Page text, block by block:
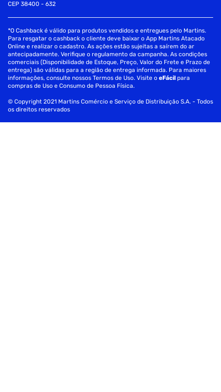
CEP 38400 - 632
*O Cashback é válido para produtos vendidos e entregues pelo Martins.
Para resgatar o cashback o cliente deve baixar o App Martins Atacado
Online e realizar o cadastro. As ações estão sujeitas a saírem do ar
antecipadamente. Verifique o regulamento da campanha. As condições
comerciais (Disponibilidade de Estoque, Preço, Valor do Frete e Prazo de
entrega) são válidas para a região de entrega informada. Para maiores
informações, consulte nossos Termos de Uso. Visite oeFácil para
compras de Uso e Consumo de Pessoa Física.
© Copyright 2021 Martins Comércio e Serviço de Distribuição S.A. - Todos
os direitos reservados